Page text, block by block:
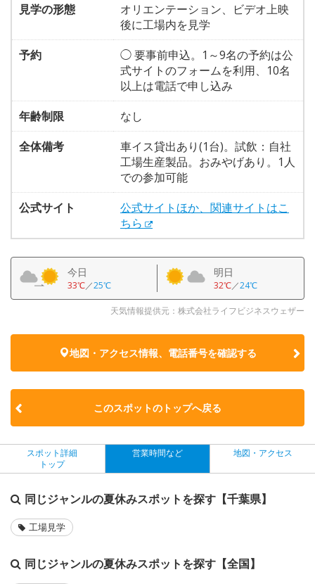
見学の形態
オリエンテーション、ビデオ上映
後に工場内を見学
予約
◯ 要事前申込。1～9名の予約は公
式サイトのフォームを利用、10名
以上は電話で申し込み
年齢制限
なし
全体備考
車イス貸出あり(1台)。試飲：自社
工場生産製品。おみやげあり。1人
での参加可能
公式サイト
公式サイトほか、関連サイトはこ
ちら
今日
33℃／25℃
明日
32℃／24℃
天気情報提供元：株式会社ライフビジネスウェザー
地図・アクセス情報、電話番号を確認する
このスポットのトップへ戻る
スポット詳細
トップ
営業時間など 地図・アクセス
同じジャンルの夏休みスポットを探す【千葉県】
工場見学
同じジャンルの夏休みスポットを探す【全国】